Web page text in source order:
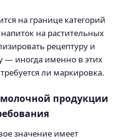
на границе категорий
на растительных
рецептуру и
— иногда именно в этих
ли маркировка.
продукции
значение имеет